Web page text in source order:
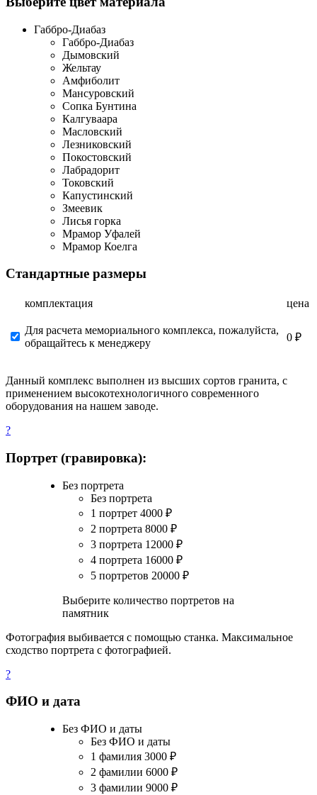
Габбро-Диабаз
Габбро-Диабаз
Дымовский
Жельтау
Амфиболит
Мансуровский
Сопка Бунтина
Калгуваара
Масловский
Лезниковский
Покостовский
Лабрадорит
Токовский
Капустинский
Змеевик
Лисья горка
Мрамор Уфалей
Мрамор Коелга
Стандартные размеры
комплектация цена
Для расчета мемориального комплекса, пожалуйста,
обращайтесь к менеджеру
0 ₽
Данный комплекс выполнен из высших сортов гранита, с
применением высокотехнологичного современного
оборудования на нашем заводе.
?
Портрет (гравировка):
Без портрета
Без портрета
1 портрет 4000 ₽
2 портрета 8000 ₽
3 портрета 12000 ₽
4 портрета 16000 ₽
5 портретов 20000 ₽
Выберите количество портретов на
памятник
Фотография выбивается с помощью станка. Максимальное
сходство портрета с фотографией.
?
ФИО и дата
Без ФИО и даты
Без ФИО и даты
1 фамилия 3000 ₽
2 фамилии 6000 ₽
3 фамилии 9000 ₽